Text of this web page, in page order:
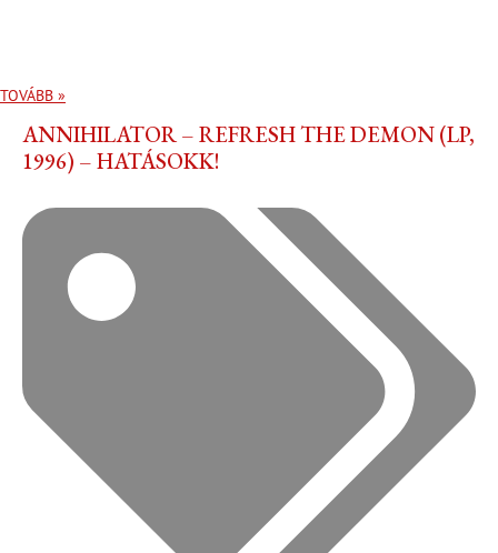
TOVÁBB »
ANNIHILATOR – REFRESH THE DEMON (LP,
1996) – HATÁSOKK!